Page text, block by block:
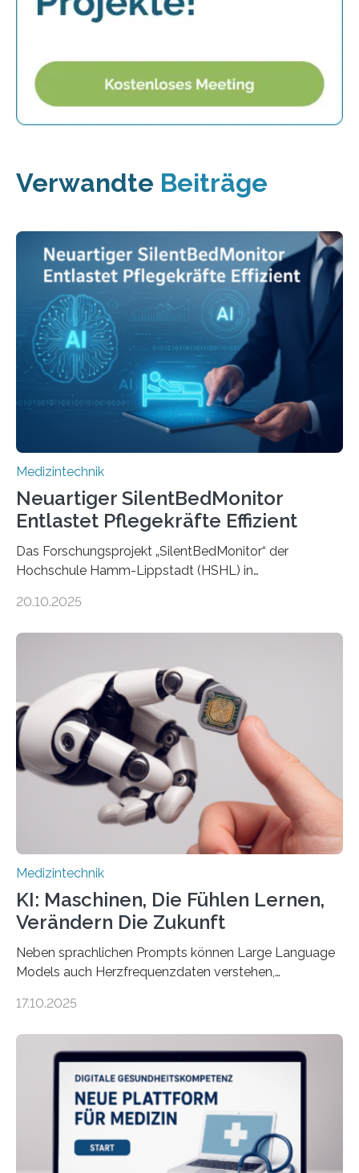
Verwandte Beiträge
Medizintechnik
Neuartiger SilentBedMonitor
Entlastet Pflegekräfte Effizient
Das Forschungsprojekt „SilentBedMonitor“ der
Hochschule Hamm-Lippstadt (HSHL) in
auf Personen ab, die bettlägerig sind oder in ihrer
Entwicklung der Sensorik und Datenübertragung. Die
HSHL verantwortet die wissenschaftliche Begleitung
sowie die KI-gestützte Datenauswertung. Das Ziel ist
die Entwicklung eines berührungslosen
Assistenzsystems, das den Zustand der Person
kontinuierlich erfasst, pflegende Personen unterstützt
und in Notfällen selbstständig Alarm schlägt. „Die Idee
20.10.2025
Medizintechnik
KI: Maschinen, Die Fühlen Lernen,
Verändern Die Zukunft
Neben sprachlichen Prompts können Large Language
Models auch Herzfrequenzdaten verstehen,
haben Dr. Morris Gellisch, ehemals an der Ruhr-
und Boris Burr von der Ruhr-Universität Bochum in
einem Experiment nachgewiesen. Sie entwickelten
dafür eine technische Schnittstelle, über die
physiologische Daten in Echtzeit an das Sprachmodell
übermittelt werden können. Die Künstliche Intelligenz
kann dadurch auch die Sprache des Körpers
einbeziehen, auf die Menschen keinen bewussten
17.10.2025